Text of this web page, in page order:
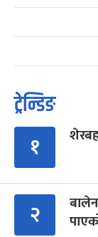
ट्रेन्डिङ
१
२